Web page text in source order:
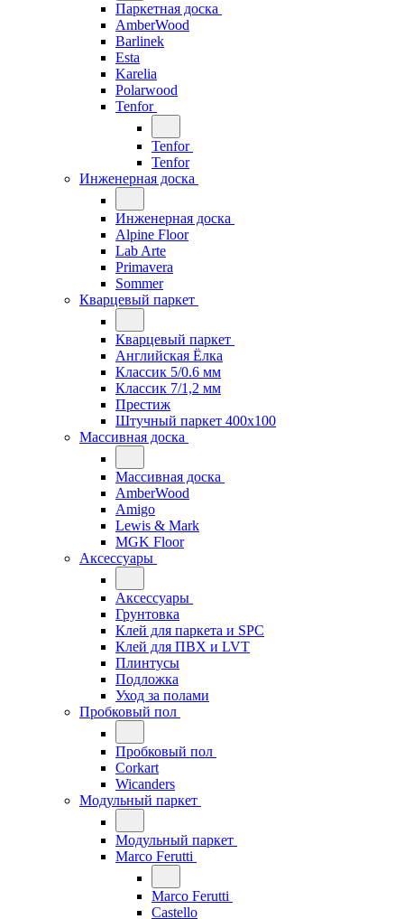
Паркетная доска
AmberWood
Barlinek
Esta
Karelia
Polarwood
Tenfor
Tenfor
Tenfor
Инженерная доска
Инженерная доска
Alpine Floor
Lab Arte
Primavera
Sommer
Кварцевый паркет
Кварцевый паркет
Английская Ёлка
Классик 5/0.6 мм
Классик 7/1,2 мм
Престиж
Штучный паркет 400x100
Массивная доска
Массивная доска
AmberWood
Amigo
Lewis & Mark
MGK Floor
Аксессуары
Аксессуары
Грунтовка
Клей для паркета и SPC
Клей для ПВХ и LVT
Плинтусы
Подложка
Уход за полами
Пробковый пол
Пробковый пол
Corkart
Wicanders
Модульный паркет
Модульный паркет
Marco Ferutti
Marco Ferutti
Castello